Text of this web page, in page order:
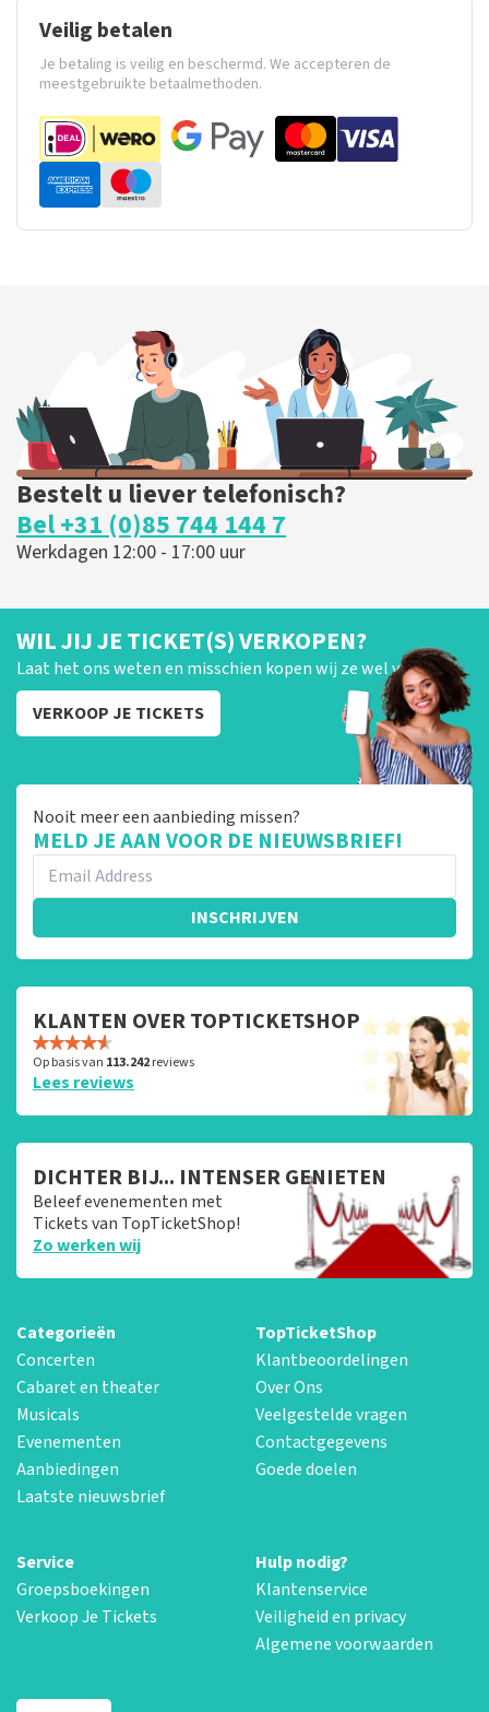
Veilig betalen
Je betaling is veilig en beschermd. We accepteren de
meestgebruikte betaalmethoden.
Bestelt u liever telefonisch?
Bel +31 (0)85 744 144 7
Werkdagen 12:00 - 17:00 uur
WIL JIJ JE TICKET(S) VERKOPEN?
Laat het ons weten en misschien kopen wij ze wel van je!
VERKOOP JE TICKETS
Nooit meer een aanbieding missen?
MELD JE AAN VOOR DE NIEUWSBRIEF!
INSCHRIJVEN
KLANTEN OVER TOPTICKETSHOP
Op basis van 113.242reviews
Lees reviews
DICHTER BIJ... INTENSER GENIETEN
Beleef evenementen met
Tickets van TopTicketShop!
Zo werken wij
Categorieën
Concerten
Cabaret en theater
Musicals
Evenementen
Aanbiedingen
Laatste nieuwsbrief
TopTicketShop
Klantbeoordelingen
Over Ons
Veelgestelde vragen
Contactgegevens
Goede doelen
Service
Groepsboekingen
Verkoop Je Tickets
Hulp nodig?
Klantenservice
Veiligheid en privacy
Algemene voorwaarden